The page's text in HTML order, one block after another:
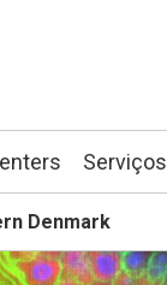
Serviços
Denmark